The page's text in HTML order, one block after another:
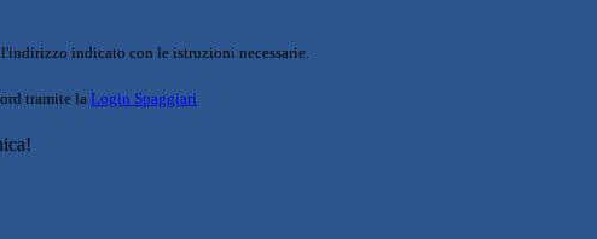
indicato con le istruzioni necessarie.
tramite la Login Spaggiari